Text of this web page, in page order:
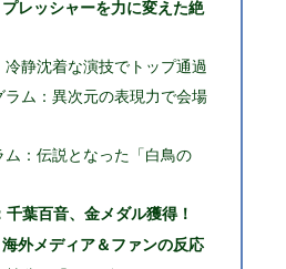
レッシャーを力に変えた絶
冷静沈着な演技でトップ通過
ラム：異次元の表現力で会場
ム：伝説となった「白鳥の
千葉百音、金メダル獲得！
外メディア＆ファンの反応